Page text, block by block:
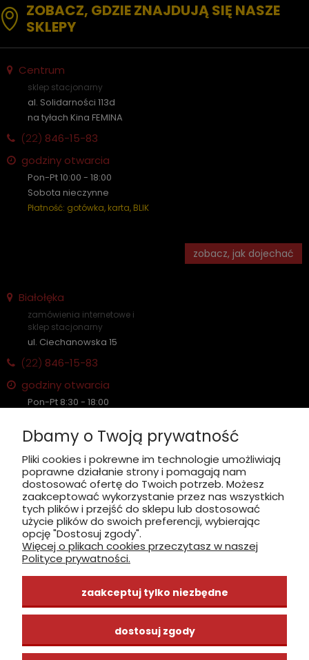
ZOBACZ, GDZIE ZNAJDUJĄ SIĘ NASZE
SKLEPY
Centrum
sklep stacjonarny
al. Solidarności 113d
na tyłach Kina FEMINA
(22) 846-15-83
godziny otwarcia
Pon-Pt 10:00 - 18:00
Sobota nieczynne
Płatność: gotówka, karta, BLIK
zobacz, jak dojechać
Białołęka
zamówienia internetowe i
sklep stacjonarny
ul. Ciechanowska 15
(22) 846-15-83
godziny otwarcia
Pon-Pt 8:30 - 18:00
Płatność: gotówka, karta, BLIK
zobacz, jak dojechać
INFORMACJE
ZAKUPY
CENTRUM WIEDZY
Dbamy o Twoją prywatność
Pliki cookies i pokrewne im technologie umożliwiają
poprawne działanie strony i pomagają nam
dostosować ofertę do Twoich potrzeb. Możesz
zaakceptować wykorzystanie przez nas wszystkich
tych plików i przejść do sklepu lub dostosować
użycie plików do swoich preferencji, wybierając
opcję "Dostosuj zgody".
Więcej o plikach cookies przeczytasz w naszej
Polityce prywatności.
zaakceptuj tylko niezbędne
dostosuj zgody